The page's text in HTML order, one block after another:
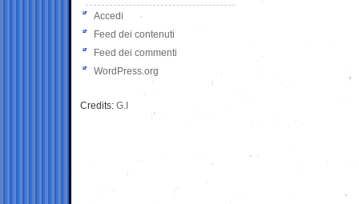
Accedi
Feed dei contenuti
Feed dei commenti
WordPress.org
Credits: G.I